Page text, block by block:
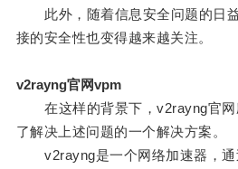
此外，随着信息安全问题的日
接的安全性也变得越来越关注。
v2rayng官网vpm
在这样的背景下，v2rayng官网
了解决上述问题的一个解决方案。
v2rayng是一个网络加速器，通